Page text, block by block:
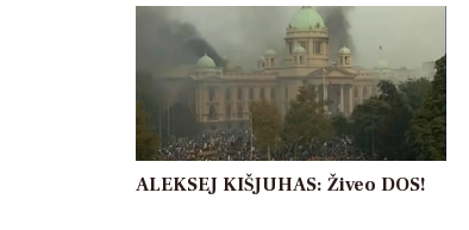
ALEKSEJ KIŠJUHAS: Živeo DOS!